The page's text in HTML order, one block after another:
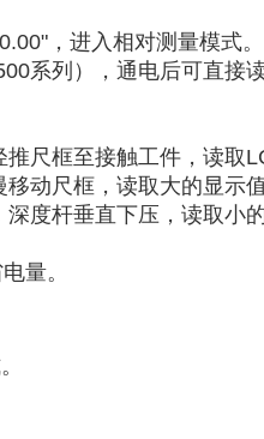
，进入相对测量模式。
系列），通电后可直接
尺框至接触工件，读取
动尺框，‌ 读取大的显示
度杆垂直下压，‌ 读取小
量。